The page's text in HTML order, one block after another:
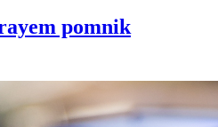
pomnik